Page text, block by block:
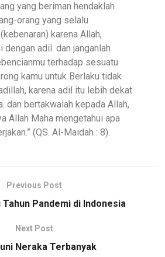
yang beriman hendaklah
orang yang selalu
karena Allah,
dengan adil. dan janganlah
terhadap sesuatu
kamu untuk Berlaku tidak
karena adil itu lebih dekat
dan bertakwalah kepada Allah,
Allah Maha mengetahui apa
(QS. Al-Maidah : 8).
Previous Post
Pandemi di Indonesia
Next Post
Neraka Terbanyak